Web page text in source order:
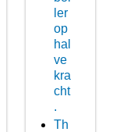
ler
op
hal
ve
kra
cht
.
Th